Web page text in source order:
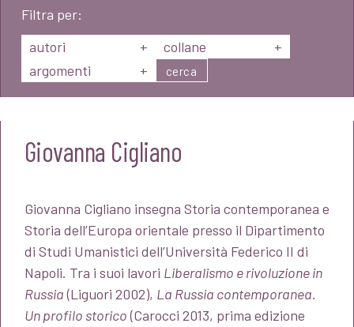
Filtra per:
autori
+ collane
+
argomenti
+ cerca
Giovanna Cigliano
Giovanna Cigliano insegna Storia contemporanea e
Storia dell’Europa orientale presso il Dipartimento
di Studi Umanistici dell’Università Federico II di
Napoli. Tra i suoi lavori Liberalismo e rivoluzione in
Russia(Liguori 2002), La Russia contemporanea.
Un profilo storico(Carocci 2013, prima edizione